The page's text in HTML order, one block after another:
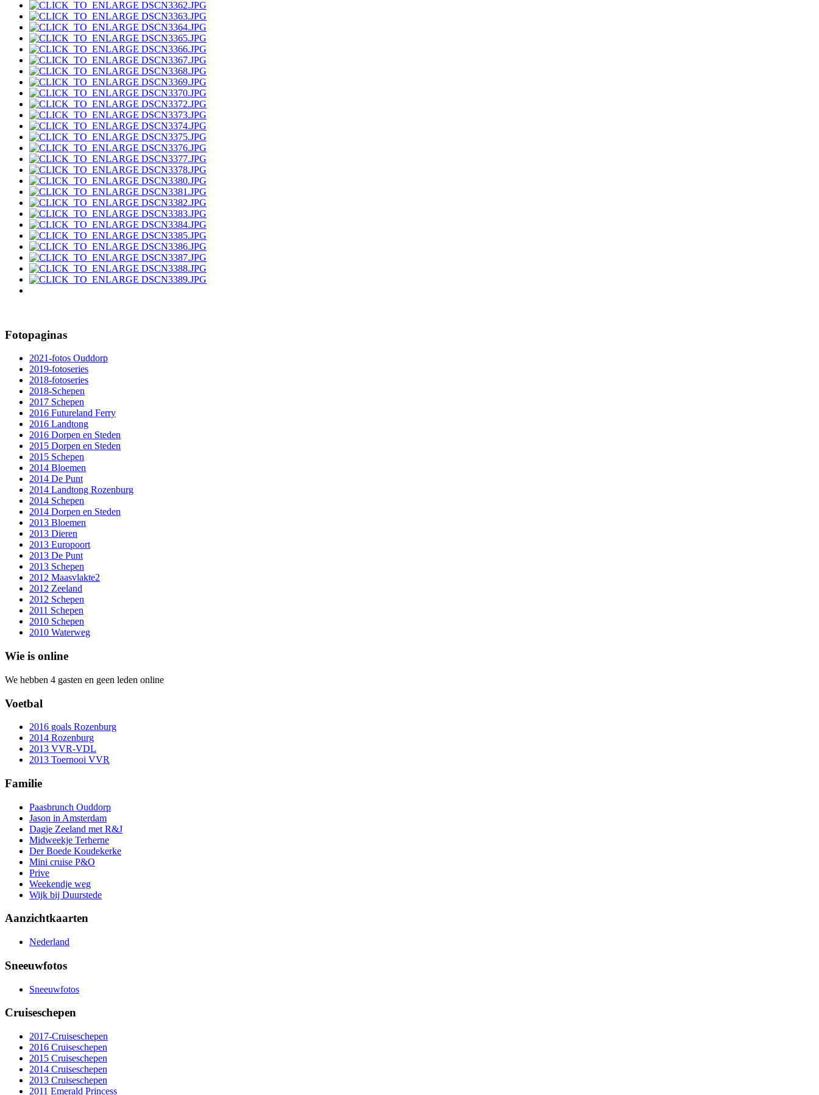
Fotopaginas
2021-fotos Ouddorp
2019-fotoseries
2018-fotoseries
2018-Schepen
2017 Schepen
2016 Futureland Ferry
2016 Landtong
2016 Dorpen en Steden
2015 Dorpen en Steden
2015 Schepen
2014 Bloemen
2014 De Punt
2014 Landtong Rozenburg
2014 Schepen
2014 Dorpen en Steden
2013 Bloemen
2013 Dieren
2013 Europoort
2013 De Punt
2013 Schepen
2012 Maasvlakte2
2012 Zeeland
2012 Schepen
2011 Schepen
2010 Schepen
2010 Waterweg
Wie is online
We hebben 4 gasten en geen leden online
Voetbal
2016 goals Rozenburg
2014 Rozenburg
2013 VVR-VDL
2013 Toernooi VVR
Familie
Paasbrunch Ouddorp
Jason in Amsterdam
Dagje Zeeland met R&J
Midweekje Terherne
Der Boede Koudekerke
Mini cruise P&O
Prive
Weekendje weg
Wijk bij Duurstede
Aanzichtkaarten
Nederland
Sneeuwfotos
Sneeuwfotos
Cruiseschepen
2017-Cruiseschepen
2016 Cruiseschepen
2015 Cruiseschepen
2014 Cruiseschepen
2013 Cruiseschepen
2011 Emerald Princess